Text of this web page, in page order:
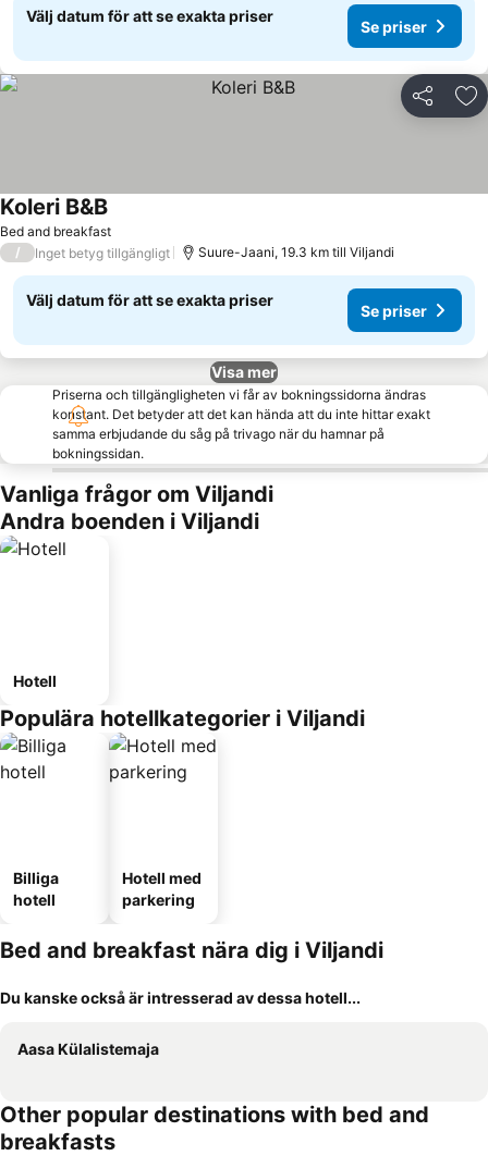
Välj datum för att se exakta priser
Se priser
Dela
Bed and breakfast
Koleri B&BSe priser
/ Inget betyg tillgängligt Suure-Jaani, 19.3 km till Viljandi
Välj datum för att se exakta priser
Se priser
Visa mer
Priserna och tillgängligheten vi får av bokningssidorna ändras
konstant. Det betyder att det kan hända att du inte hittar exakt
samma erbjudande du såg på trivago när du hamnar på
bokningssidan.
Vanliga frågor om Viljandi
Andra boenden i Viljandi
Hotell
Populära hotellkategorier i Viljandi
Billiga
hotell
Hotell med
parkering
Bed and breakfast nära dig i Viljandi
Du kanske också är intresserad av dessa hotell...
Aasa Külalistemaja
Other popular destinations with bed and
breakfasts